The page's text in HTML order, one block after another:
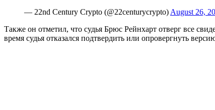
— 22nd Century Crypto (@22centurycrypto) August 26,
Также он отметил, что судья Брюс Рейнхарт отверг все
время судья отказался подтвердить или опровергнуть